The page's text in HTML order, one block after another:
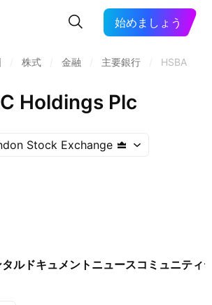
始めましょう
株式 金融 主要銀行 HSBA
Holdings Plc
Stock Exchange
ルドキュメント ニュースコミュニティ